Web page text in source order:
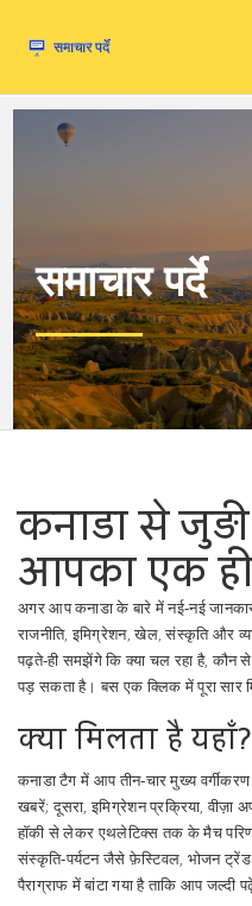
समाचार पर्दे
कनाडा से
आपका एक ही
अगर आप कनाडा के बारे में नई‑नई
राजनीति, इमिग्रेशन, खेल, संस्कृति और
पढ़ते‑ही समझेंगे कि क्या चल रहा है,
पड़ सकता है। बस एक क्लिक में पूरा सार
क्या मिलता है यहाँ?
कनाडा टैग में आप तीन‑चार मुख्य
खबरें; दूसरा, इमिग्रेशन प्रक्रिया, वीज़ा
हॉकी से लेकर एथलेटिक्स तक के मैच
संस्कृति‑पर्यटन जैसे फ़ेस्टिवल, भोजन
पैराग्राफ में बांटा गया है ताकि आप